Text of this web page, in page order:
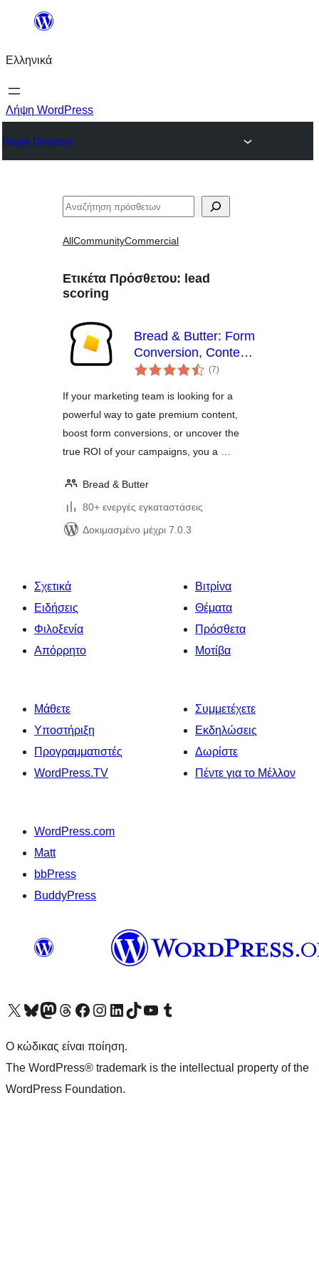
Μετάβαση
περιεχόμενο
Ελληνικά
Λήψη WordPress
Plugin Directory
Αναζήτηση
AllCommunityCommercial
Ετικέτα Πρόσθετου: lead
scoring
Bread & Butter: Form
Conversion, Content
Gating & Lead
(7αξιολογήσεις
σύνολο
)
If your marketing team is looking for a
powerful way to gate premium content,
boost form conversions, or uncover the
true ROI of your campaigns, you a …
Bread & Butter
80+ ενεργές εγκαταστάσεις
Δοκιμασμένο μέχρι 7.0.3
Σχετικά
Ειδήσεις
Φιλοξενία
Απόρρητο
Βιτρίνα
Θέματα
Πρόσθετα
Μοτίβα
Μάθετε
Υποστήριξη
Προγραμματιστές
WordPress.TV
Συμμετέχετε
Εκδηλώσεις
Δωρίστε
Πέντε για το Μέλλον
WordPress.com
Matt
bbPress
BuddyPress
Visit our X (formerly Twitter) account
Visit our Bluesky account
Επισκεφθείτε τον λογαριασμό μας στο Mastodon
Visit our Threads account
Επισκεφτείτε τη σελίδα μας στο Facebook
Επισκεφθείτε τον λογαριασμό μας Instagram
Επισκεφθείτε τον λογαριασμό μας LinkedIn
Visit our TikTok account
Visit our YouTube channel
Visit our Tumblr account
Ο κώδικας είναι ποίηση.
The WordPress® trademark is the intellectual property of the
WordPress Foundation.